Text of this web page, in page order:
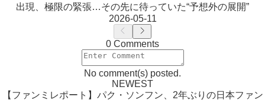
出現、極限の緊張…その先に待っていた“予想外の展開”
2026-05-11
0 Comments
No comment(s) posted.
NEWEST
【ファンミレポート】パク・ソンフン、2年ぶりの日本ファン